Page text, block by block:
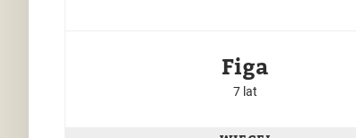
Figa
7 lat